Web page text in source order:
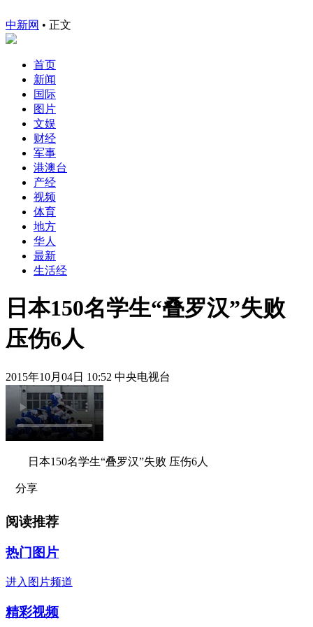
中新网 • 正文
首页
新闻
国际
图片
文娱
财经
军事
港澳台
产经
视频
体育
地方
华人
最新
生活经
日本150名学生“叠罗汉”失败
压伤6人
2015年10月04日 10:52 中央电视台
日本150名学生“叠罗汉”失败 压伤6人
分享
阅读推荐
热门图片
进入图片频道
精彩视频